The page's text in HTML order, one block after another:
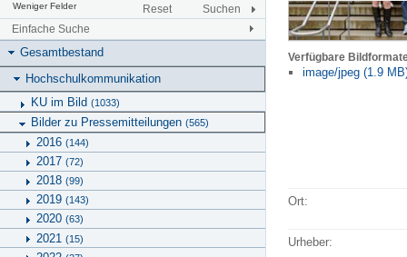
Weniger Felder Reset
Suchen
Einfache Suche
Gesamtbestand
Hochschulkommunikation
KU im Bild (1033)
Bilder zu Pressemitteilungen (565)
2016 (144)
2017 (72)
2018 (99)
2019 (143)
2020 (63)
2021 (15)
Verfügbare
image/jpeg (1.9
Ort:
Urheber: